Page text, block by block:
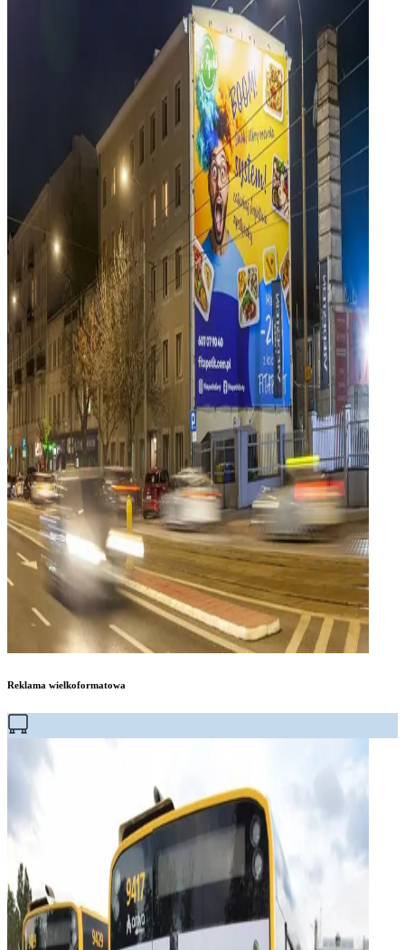
Reklama wielkoformatowa